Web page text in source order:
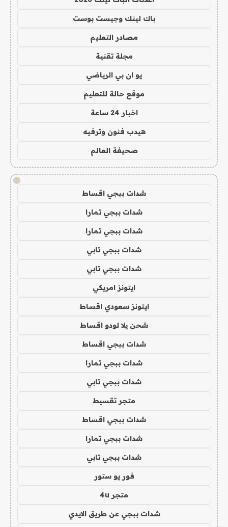
باك لينك وجيست بوست
مصادر التعليم
مجلة تقنية
يو ان بي الرياضي
موقع حالة للتعليم
اخبار 24 ساعة
هيدب فنون وترفيه
صحيفة العالم
!
شدات ببجي اقساط
شدات ببجي تمارا
شدات ببجي تمارا
شدات ببجي تابي
شدات ببجي تابي
ايتونز امريكي
ايتونز سعودي اقساط
شحن يلا لودو اقساط
شدات ببجي اقساط
شدات ببجي تمارا
شدات ببجي تابي
متجر تقسيط
شدات ببجي اقساط
شدات ببجي تمارا
شدات ببجي تابي
فور يو ستور
متجر 4u
شدات ببجي عن طريق الايدي